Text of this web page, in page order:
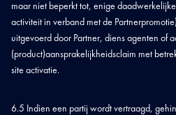
maar niet beperkt tot, enige
activiteit in verband met de
uitgevoerd door Partner, diens agenten of
(product)aansprakelijkheidsclaim met
site activatie.
6.5 Indien een partij wordt vertraagd,